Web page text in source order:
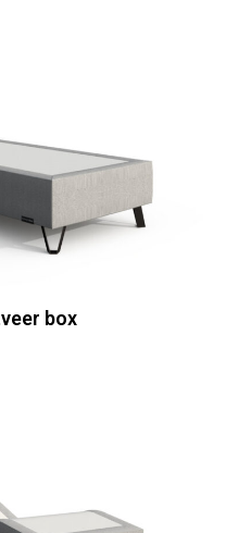
box